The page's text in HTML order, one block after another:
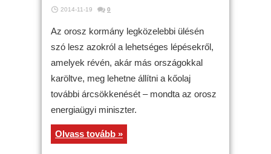
2014-11-19 0
Az orosz kormány legközelebbi ülésén
szó lesz azokról a lehetséges lépésekről,
amelyek révén, akár más országokkal
karöltve, meg lehetne állítni a kőolaj
további árcsökkenését – mondta az orosz
energiaügyi miniszter.
Olvass tovább »